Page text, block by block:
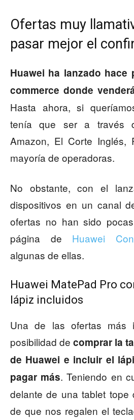
Ofertas muy
pasar mejor el
Huawei ha lanzado
commerce donde
Hasta ahora, si
tenía que ser a través
Amazon, El Corte Inglés,
mayoría de operadoras.
No obstante, con el
dispositivos en un canal
ofertas no han sido
página de Huawei
algunas de ellas.
Huawei MatePad Pro
lápiz incluidos
Una de las ofertas más
posibilidad de comprar la
de Huawei e incluir el
pagar más. Teniendo en
delante de una tablet tope
de que nos regalen el